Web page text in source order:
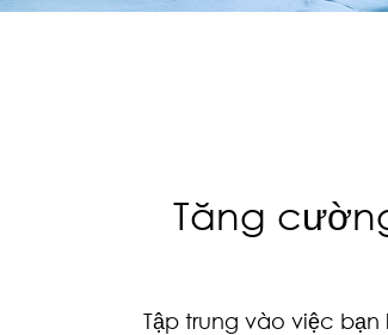
Tăng
Tập trung vào việc